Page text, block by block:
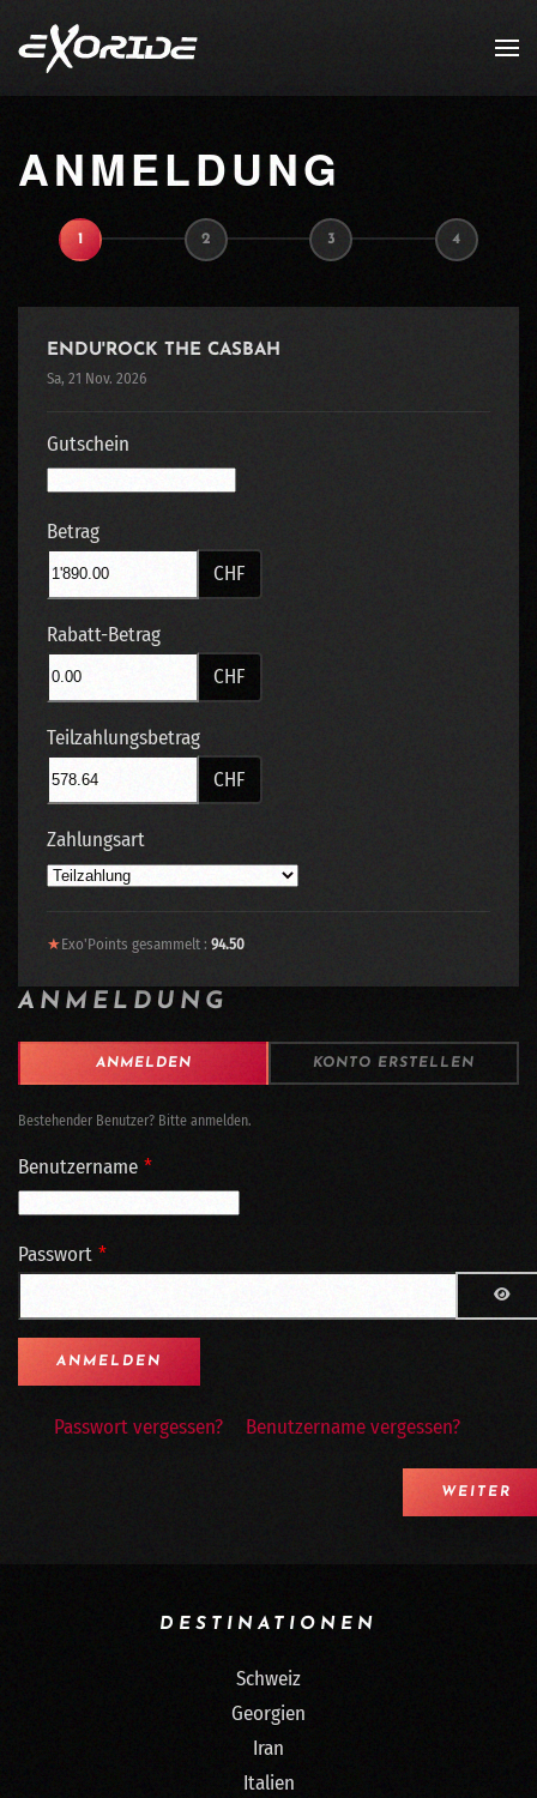
Zum Hauptinhalt springen
ANMELDUNG
1 2 3 4
ANMELDUNG
ANMELDEN KONTO ERSTELLEN
Bestehender Benutzer? Bitte anmelden.
Benutzername *
Passwort *
Passwort vergessen? Benutzername vergessen?
WEITER
ENDU'ROCK THE CASBAH
Sa, 21 Nov. 2026
Gutschein
Betrag
CHF
Rabatt-Betrag
CHF
Teilzahlungsbetrag
CHF
Zahlungsart
★Exo'Points gesammelt : 94.50
DESTINATIONEN
Schweiz
Georgien
Iran
Italien